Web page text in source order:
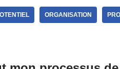
ORGANISATION